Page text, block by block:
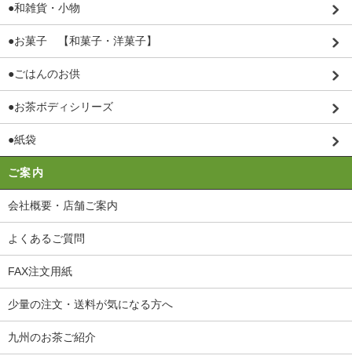
●和雑貨・小物
●お菓子 【和菓子・洋菓子】
●ごはんのお供
●お茶ボディシリーズ
●紙袋
ご案内
会社概要・店舗ご案内
よくあるご質問
FAX注文用紙
少量の注文・送料が気になる方へ
九州のお茶ご紹介